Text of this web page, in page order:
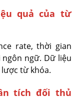
quả của từ
rate, thời gian
ngữ. Dữ liệu
từ khóa.
tích đối thủ